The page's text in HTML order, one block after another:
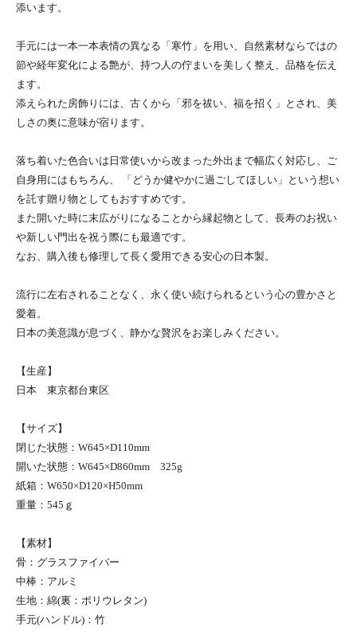
添います。
手元には一本一本表情の異なる「寒竹」を用い、自然素材ならではの
節や経年変化による艶が、持つ人の佇まいを美しく整え、品格を伝え
ます。
添えられた房飾りには、古くから「邪を祓い、福を招く」とされ、美
しさの奥に意味が宿ります。
落ち着いた色合いは日常使いから改まった外出まで幅広く対応し、ご
自身用にはもちろん、 「どうか健やかに過ごしてほしい」という想い
を託す贈り物としてもおすすめです。
また開いた時に末広がりになることから縁起物として、長寿のお祝い
や新しい門出を祝う際にも最適です。
なお、購入後も修理して長く愛用できる安心の日本製。
流行に左右されることなく、永く使い続けられるという心の豊かさと
愛着。
日本の美意識が息づく、静かな贅沢をお楽しみください。
【生産】
日本 東京都台東区
【サイズ】
閉じた状態：W645×D110mm
開いた状態：W645×D860mm 325g
紙箱：W650×D120×H50mm
重量：545ｇ
【素材】
骨：グラスファイバー
中棒：アルミ
生地：綿(裏：ポリウレタン)
手元(ハンドル)：竹